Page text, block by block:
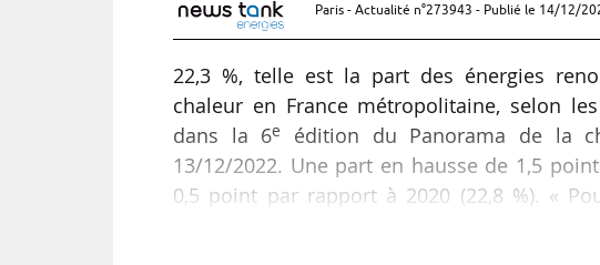
Paris - Actualité n°273943 - Publié le 14/12/
22,3 %, telle est la part des énergies
chaleur en France métropolitaine, selon
dans la 6e
édition du Panorama de la
13/12/2022. Une part en hausse de 1,5
0,5 point par rapport à 2020 (22,8 %). «